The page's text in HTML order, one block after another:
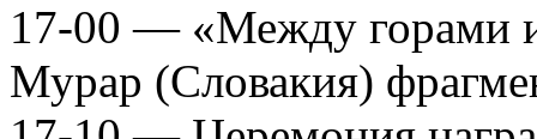
17-00 — «Между горами
Мурар (Словакия)